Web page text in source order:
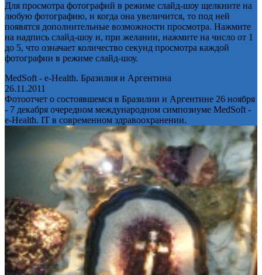
Для просмотра фотографий в режиме слайд-шоу щелкните на
любую фотографию, и когда она увеличится, то под ней
появятся дополнительные возможности просмотра. Нажмите
на надпись слайд-шоу и, при желании, нажмите на число от 1
до 5, что означает количество секунд просмотра каждой
фотографии в режиме слайд-шоу.
MedSoft - e-Health. Бразилия и Аргентина
26.11.2011
Фотоотчет о состоявшемся в Бразилии и Аргентине 26 ноября
- 7 декабря очередном международном симпозиуме MedSoft -
e-Health. IT в современном здравоохранении.